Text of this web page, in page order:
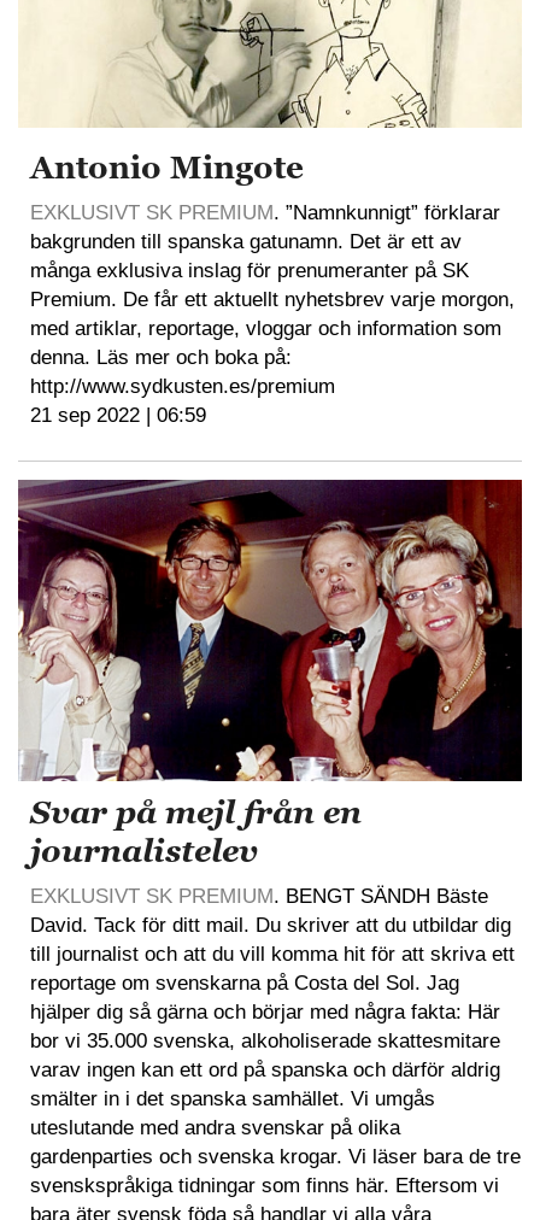
Antonio Mingote
EXKLUSIVT SK PREMIUM. ”Namnkunnigt” förklarar
bakgrunden till spanska gatunamn. Det är ett av
många exklusiva inslag för prenumeranter på SK
Premium. De får ett aktuellt nyhetsbrev varje morgon,
med artiklar, reportage, vloggar och information som
denna. Läs mer och boka på:
http://www.sydkusten.es/premium
21 sep 2022 | 06:59
Svar på mejl från en
journalistelev
EXKLUSIVT SK PREMIUM. BENGT SÄNDH Bäste
David. Tack för ditt mail. Du skriver att du utbildar dig
till journalist och att du vill komma hit för att skriva ett
reportage om svenskarna på Costa del Sol. Jag
hjälper dig så gärna och börjar med några fakta: Här
bor vi 35.000 svenska, alkoholiserade skattesmitare
varav ingen kan ett ord på spanska och därför aldrig
smälter in i det spanska samhället. Vi umgås
uteslutande med andra svenskar på olika
gardenparties och svenska krogar. Vi läser bara de tre
svenskspråkiga tidningar som finns här. Eftersom vi
bara äter svensk föda så handlar vi alla våra